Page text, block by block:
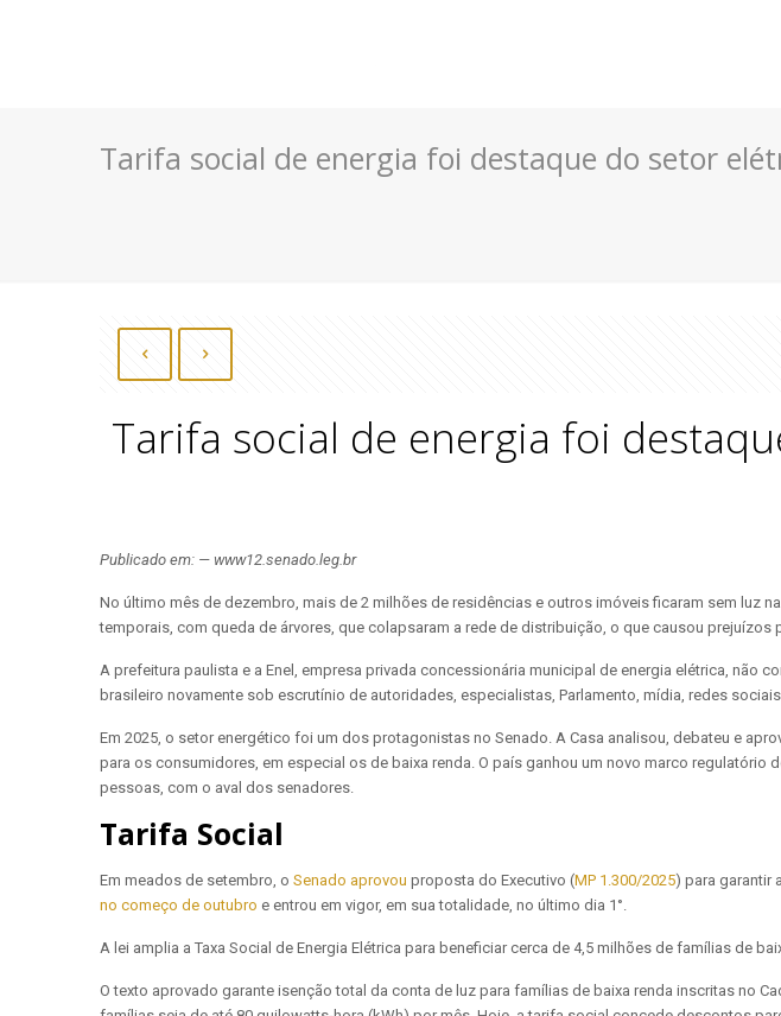
Tarifa social de energia foi destaque do setor
Tarifa social de energia foi
Publicado em: — www12.senado.leg.br
No último mês de dezembro, mais de 2 milhões de residências e outros imóveis ficaram sem luz
temporais, com queda de árvores, que colapsaram a rede de distribuição, o que causou
A prefeitura paulista e a Enel, empresa privada concessionária municipal de energia elétrica, não
brasileiro novamente sob escrutínio de autoridades, especialistas, Parlamento, mídia, redes
Em 2025, o setor energético foi um dos protagonistas no Senado. A Casa analisou, debateu e
para os consumidores, em especial os de baixa renda. O país ganhou um novo marco
pessoas, com o aval dos senadores.
Tarifa Social
Em meados de setembro, o Senado aprovou proposta do Executivo (MP 1.300/2025) para garantir
no começo de outubro e entrou em vigor, em sua totalidade, no último dia 1°.
A lei amplia a Taxa Social de Energia Elétrica para beneficiar cerca de 4,5 milhões de famílias de
O texto aprovado garante isenção total da conta de luz para famílias de baixa renda inscritas no